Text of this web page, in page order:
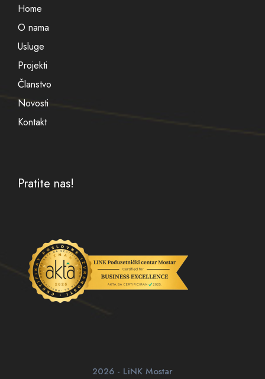
Home
O nama
Usluge
Projekti
Članstvo
Novosti
Kontakt
Pratite nas!
2026 - LiNK Mostar